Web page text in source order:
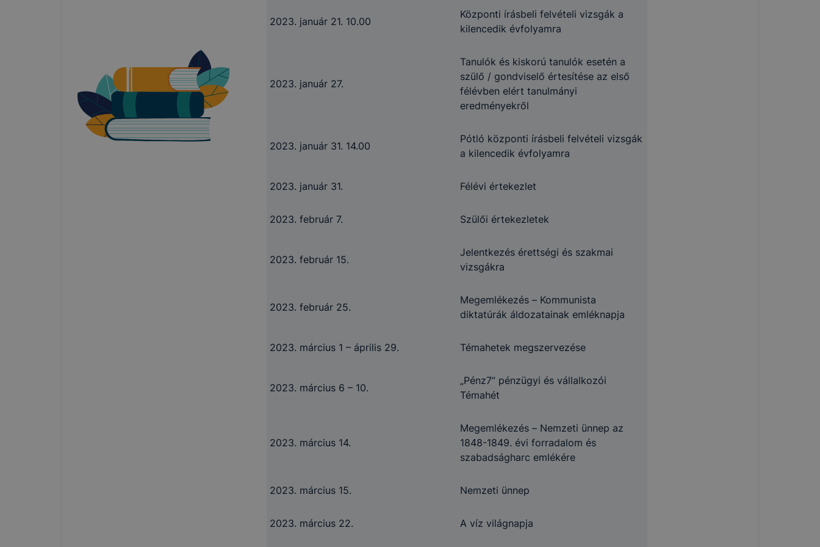
2023. január 21. 10.00
Központi írásbeli felvételi vizsgák a
kilencedik évfolyamra
2023. január 27.
Tanulók és kiskorú tanulók esetén a
szülő / gondviselő értesítése az első
félévben elért tanulmányi
eredményekről
2023. január 31. 14.00
Pótló központi írásbeli felvételi vizsgák
a kilencedik évfolyamra
2023. január 31. Félévi értekezlet
2023. február 7. Szülői értekezletek
2023. február 15.
Jelentkezés érettségi és szakmai
vizsgákra
2023. február 25.
Megemlékezés – Kommunista
diktatúrák áldozatainak emléknapja
2023. március 1 – április 29. Témahetek megszervezése
2023. március 6 – 10.
„Pénz7” pénzügyi és vállalkozói
Témahét
2023. március 14.
Megemlékezés – Nemzeti ünnep az
1848-1849. évi forradalom és
szabadságharc emlékére
2023. március 15. Nemzeti ünnep
2023. március 22. A víz világnapja